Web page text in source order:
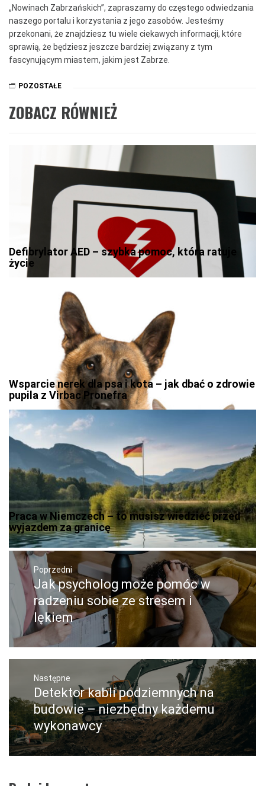
„Nowinach Zabrzańskich”, zapraszamy do częstego odwiedzania
naszego portalu i korzystania z jego zasobów. Jesteśmy
przekonani, że znajdziesz tu wiele ciekawych informacji, które
sprawią, że będziesz jeszcze bardziej związany z tym
fascynującym miastem, jakim jest Zabrze.
POZOSTAŁE
ZOBACZ RÓWNIEŻ
Defibrylator AED – szybka pomoc, która ratuje
życie
Wsparcie nerek dla psa i kota – jak dbać o zdrowie
pupila z Virbac Pronefra
Praca w Niemczech – to musisz wiedzieć przed
wyjazdem za granicę
Nawigacja
wpisuPoprzedni
Poprzedni
wpis:
Jak psycholog może pomóc w
radzeniu sobie ze stresem i
lękiem
Następne
Następny
post:
Detektor kabli podziemnych na
budowie – niezbędny każdemu
wykonawcy